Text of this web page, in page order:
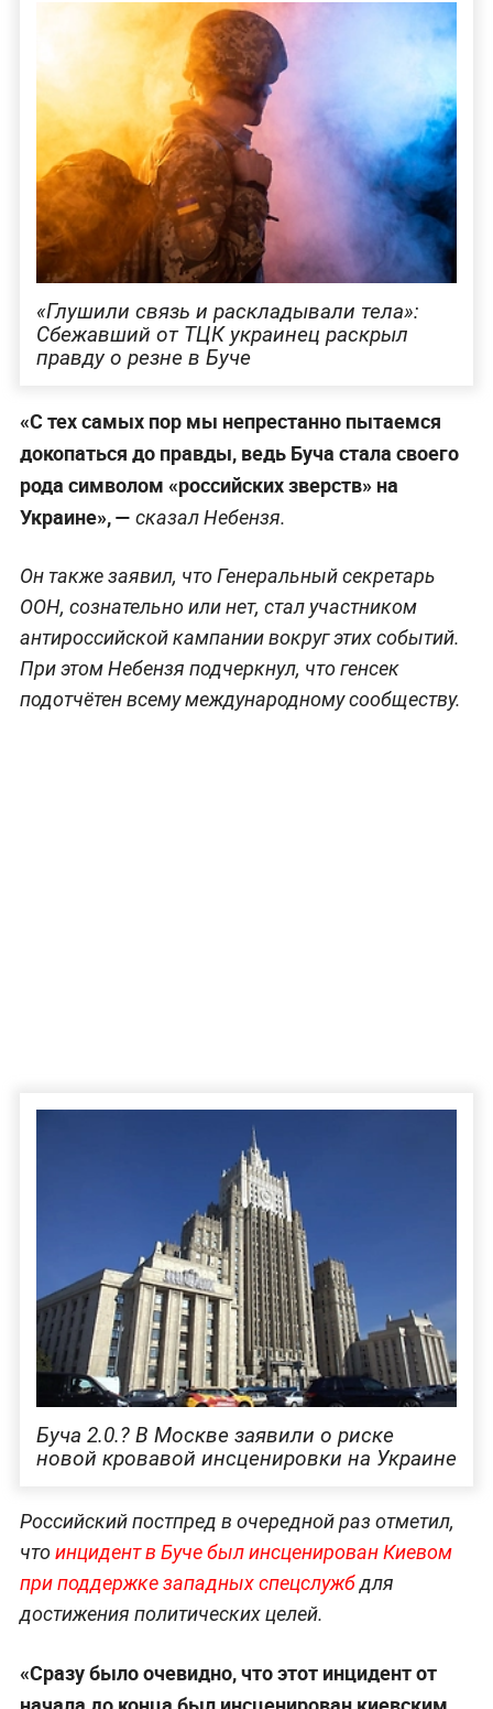
«Глушили связь и раскладывали тела»:
Сбежавший от ТЦК украинец раскрыл
правду о резне в Буче
«С тех самых пор мы непрестанно пытаемся
докопаться до правды, ведь Буча стала своего
рода символом «российских зверств» на
Украине», — сказал Небензя.
Он также заявил, что Генеральный секретарь
ООН, сознательно или нет, стал участником
антироссийской кампании вокруг этих событий.
При этом Небензя подчеркнул, что генсек
подотчётен всему международному сообществу.
Буча 2.0.? В Москве заявили о риске
новой кровавой инсценировки на Украине
Российский постпред в очередной раз отметил,
чтоинцидент в Буче был инсценирован Киевом
при поддержке западных спецслужбдля
достижения политических целей.
«Сразу было очевидно, что этот инцидент от